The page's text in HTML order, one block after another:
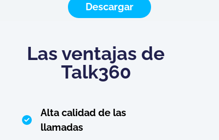
Descargar
Las ventajas de
Talk360
Alta calidad de las
llamadas